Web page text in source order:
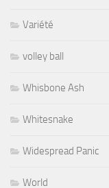
Variété
volley ball
Whisbone Ash
Whitesnake
Widespread Panic
World